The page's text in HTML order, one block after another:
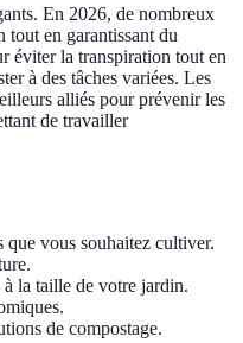
En 2026, de nombreux
tout en garantissant du
éviter la transpiration tout en
à des tâches variées. Les
alliés pour prévenir les
de travailler
vous souhaitez cultiver.
la taille de votre jardin.
de compostage.